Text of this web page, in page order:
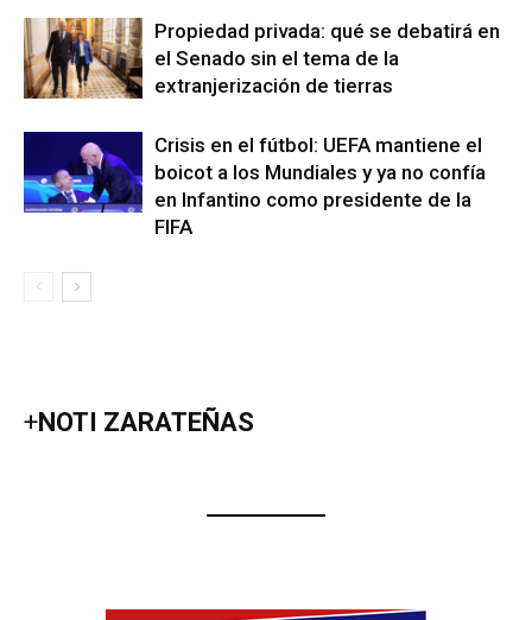
Propiedad privada: qué se debatirá en
el Senado sin el tema de la
extranjerización de tierras
Crisis en el fútbol: UEFA mantiene el
boicot a los Mundiales y ya no confía
en Infantino como presidente de la
FIFA
+NOTI ZARATEÑAS